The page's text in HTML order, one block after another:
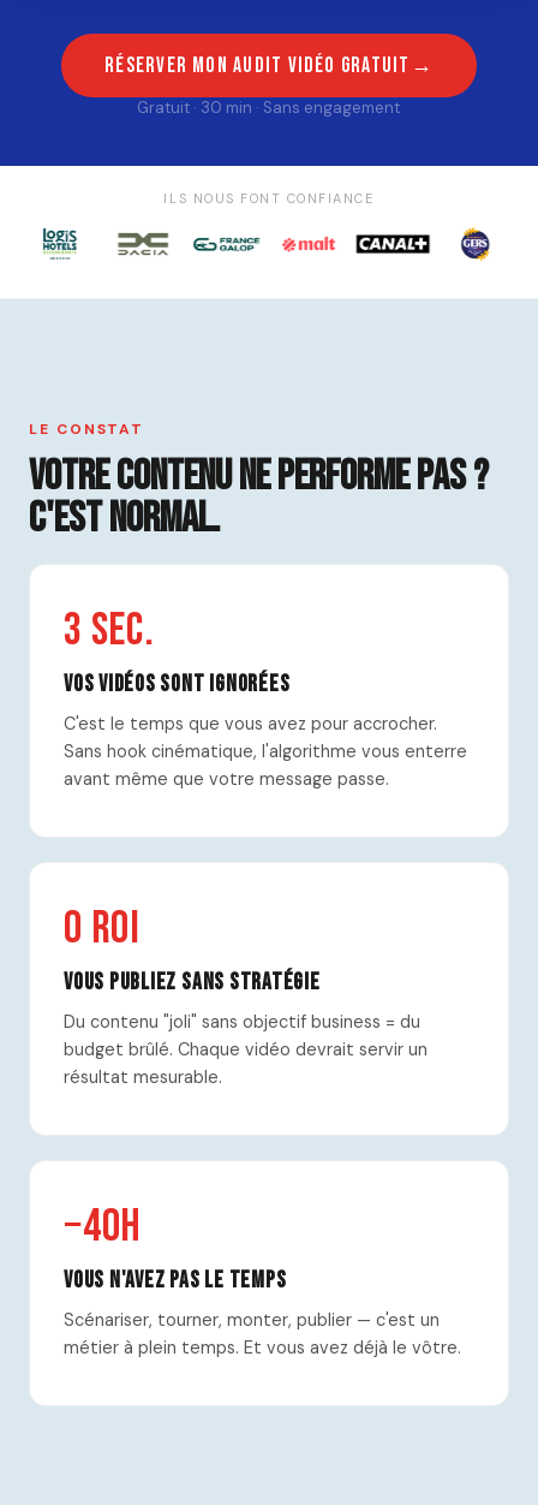
Réserver mon audit vidéo gratuit
Gratuit · 30 min · Sans engagement
ILS NOUS FONT CONFIANCE
LE CONSTAT
Votre contenu ne performe pas ?
C'est normal.
3 sec.
Vos vidéos sont ignorées
C'est le temps que vous avez pour accrocher.
Sans hook cinématique, l'algorithme vous enterre
avant même que votre message passe.
0 ROI
Vous publiez sans stratégie
Du contenu "joli" sans objectif business = du
budget brûlé. Chaque vidéo devrait servir un
résultat mesurable.
−40h
Vous n'avez pas le temps
Scénariser, tourner, monter, publier — c'est un
métier à plein temps. Et vous avez déjà le vôtre.